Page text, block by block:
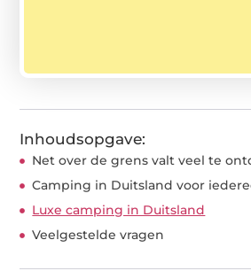
Inhoudsopgave:
Net over de grens valt veel te
Camping in Duitsland voor
Luxe camping in Duitsland
Veelgestelde vragen